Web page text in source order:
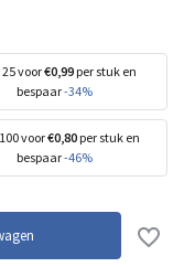
25 voor€0,99 per stuk en
bespaar-34%
voor€0,80 per stuk en
bespaar-46%